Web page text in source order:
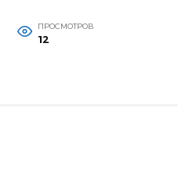
ПРОСМОТРОВ
12